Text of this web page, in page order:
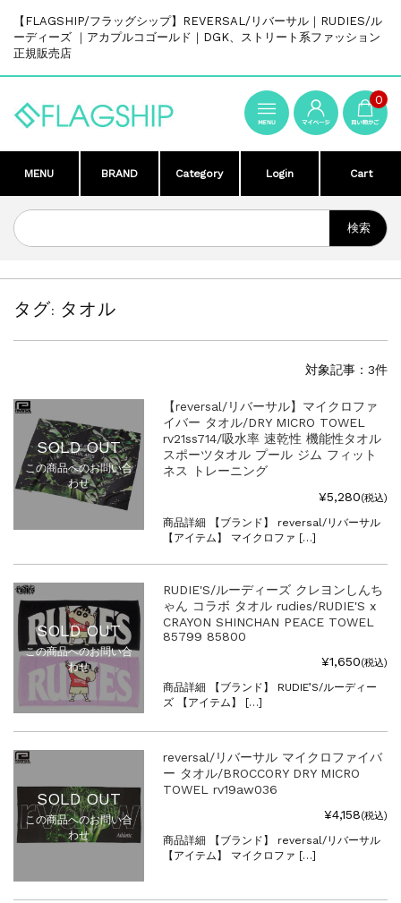
【FLAGSHIP/フラッグシップ】REVERSAL/リバーサル｜RUDIES/ル
ーディーズ ｜アカプルコゴールド｜DGK、ストリート系ファッション
正規販売店
0
MENU BRAND Category Login Cart
タグ: タオル
対象記事：3件
SOLD OUT
この商品へのお問い合
わせ
【reversal/リバーサル】マイクロファ
イバー タオル/DRY MICRO TOWEL
rv21ss714/吸水率 速乾性 機能性タオル
スポーツタオル プール ジム フィット
ネス トレーニング
¥5,280(税込)
商品詳細 【ブランド】 reversal/リバーサル
【アイテム】 マイクロファ […]
SOLD OUT
この商品へのお問い合
わせ
RUDIE'S/ルーディーズ クレヨンしんち
ゃん コラボ タオル rudies/RUDIE'S x
CRAYON SHINCHAN PEACE TOWEL
85799 85800
¥1,650(税込)
商品詳細 【ブランド】 RUDIE’S/ルーディー
ズ 【アイテム】 […]
SOLD OUT
この商品へのお問い合
わせ
reversal/リバーサル マイクロファイバ
ー タオル/BROCCORY DRY MICRO
TOWEL rv19aw036
¥4,158(税込)
商品詳細 【ブランド】 reversal/リバーサル
【アイテム】 マイクロファ […]